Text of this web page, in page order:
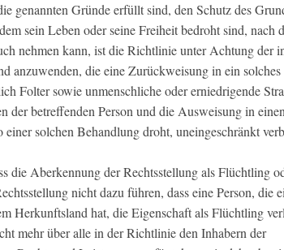
genannten Gründe erfüllt sind, den Schutz des
sein Leben oder seine Freiheit bedroht sind, nach
nehmen kann, ist die Richtlinie unter Achtung der
anzuwenden, die eine Zurückweisung in ein
Folter sowie unmenschliche oder erniedrigende
der betreffenden Person und die Ausweisung in
solchen Behandlung droht, uneingeschränkt
die Aberkennung der Rechtsstellung als Flüchtling
nicht dazu führen, dass eine Person, die
Herkunftsland hat, die Eigenschaft als Flüchtling
mehr über alle in der Richtlinie den Inhabern der